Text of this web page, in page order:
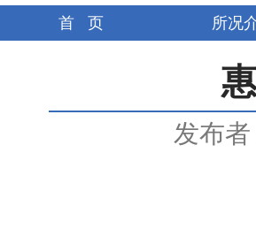
首 页 所况
发布